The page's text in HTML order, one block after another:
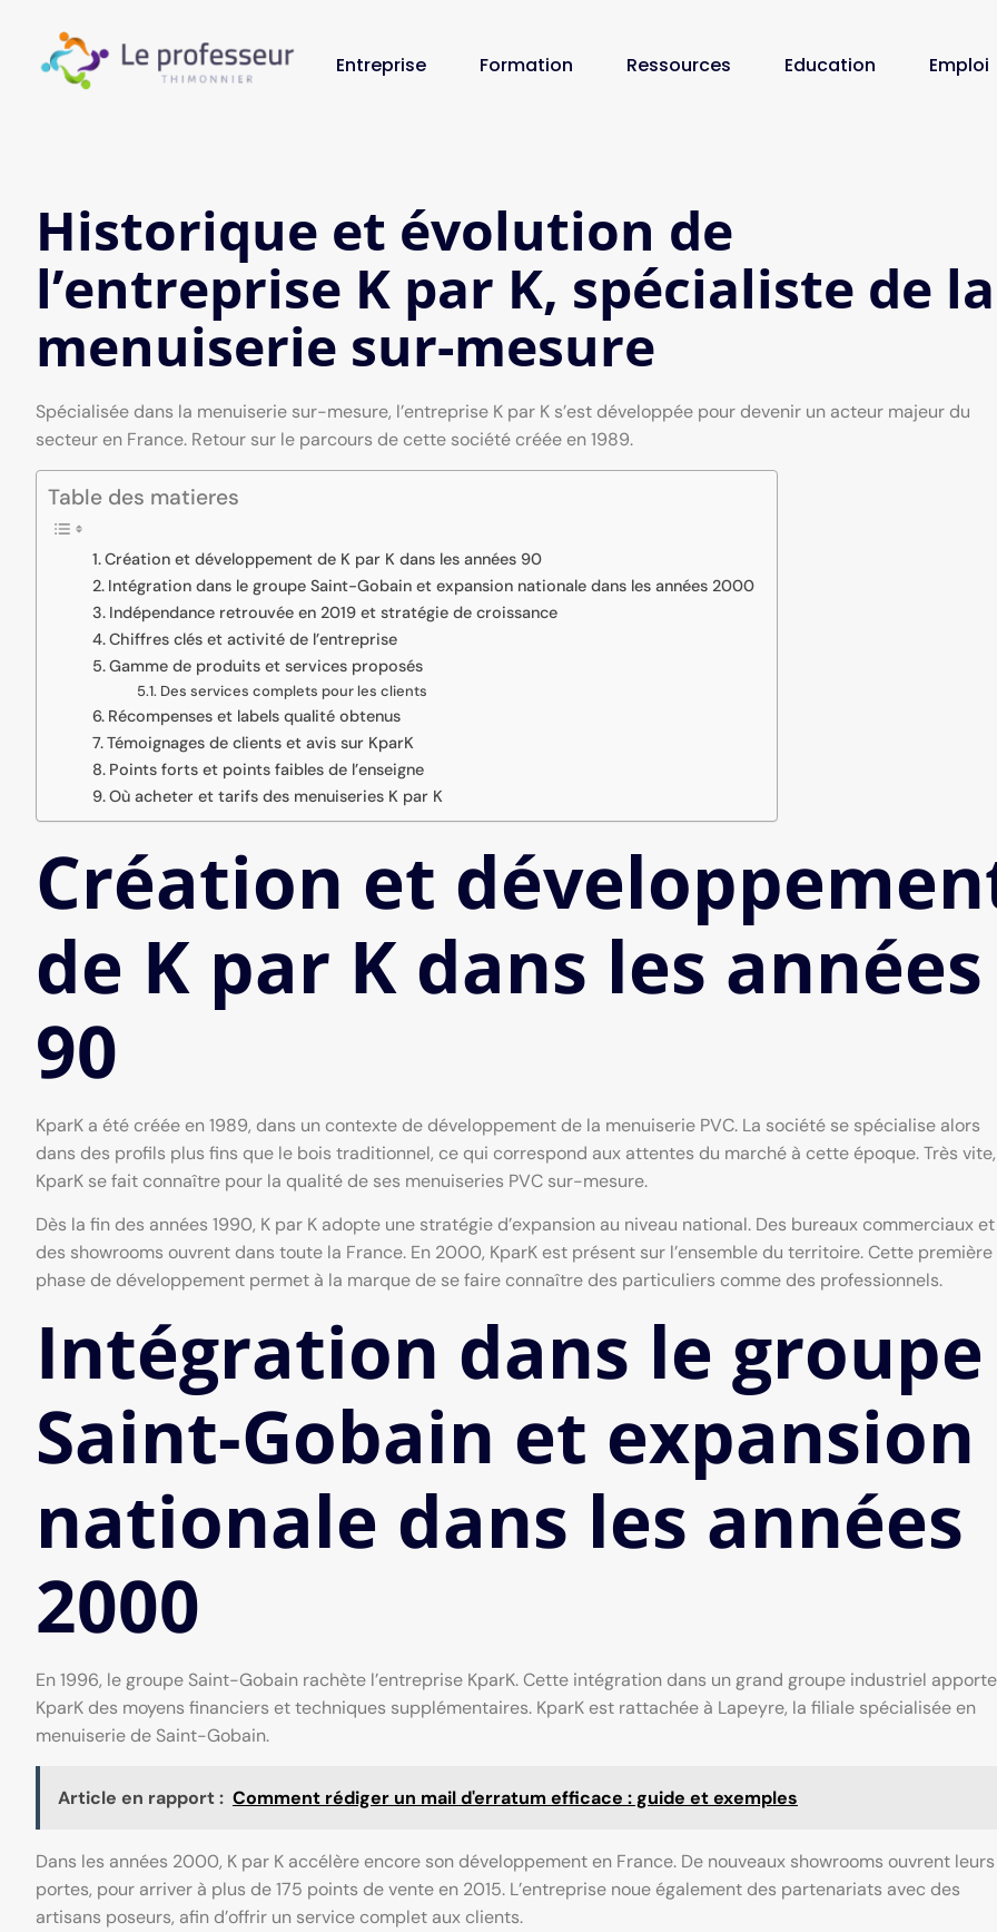
Entreprise Formation Ressources Education Emploi
Historique et évolution de
l’entreprise K par K, spécialiste de la
menuiserie sur-mesure
Spécialisée dans la menuiserie sur-mesure, l’entreprise K par K s’est développée pour devenir un acteur majeur du
secteur en France. Retour sur le parcours de cette société créée en 1989.
Table des matieres
Création et développement de K par K dans les années 90
Intégration dans le groupe Saint-Gobain et expansion nationale dans les années 2000
Indépendance retrouvée en 2019 et stratégie de croissance
Chiffres clés et activité de l’entreprise
Gamme de produits et services proposés
Des services complets pour les clients
Récompenses et labels qualité obtenus
Témoignages de clients et avis sur KparK
Points forts et points faibles de l’enseigne
Où acheter et tarifs des menuiseries K par K
Création et
de K par K dans les années
90
KparK a été créée en 1989, dans un contexte de développement de la menuiserie PVC. La société se spécialise alors
dans des profils plus fins que le bois traditionnel, ce qui correspond aux attentes du marché à cette époque. Très vite,
KparK se fait connaître pour la qualité de ses menuiseries PVC sur-mesure.
Dès la fin des années 1990, K par K adopte une stratégie d’expansion au niveau national. Des bureaux commerciaux et
des showrooms ouvrent dans toute la France. En 2000, KparK est présent sur l’ensemble du territoire. Cette première
phase de développement permet à la marque de se faire connaître des particuliers comme des professionnels.
Intégration dans le groupe
Saint-Gobain et expansion
nationale dans les années
2000
En 1996, le groupe Saint-Gobain rachète l’entreprise KparK. Cette intégration dans un grand groupe industriel
KparK des moyens financiers et techniques supplémentaires. KparK est rattachée à Lapeyre, la filiale spécialisée en
menuiserie de Saint-Gobain.
Article en rapport : Comment rédiger un mail d'erratum efficace : guide et exemples
Dans les années 2000, K par K accélère encore son développement en France. De nouveaux showrooms ouvrent leurs
portes, pour arriver à plus de 175 points de vente en 2015. L’entreprise noue également des partenariats avec des
artisans poseurs, afin d’offrir un service complet aux clients.